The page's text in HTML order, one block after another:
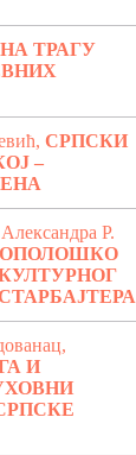
НА ТРАГУ
СРПСКИ
–
Р.
И